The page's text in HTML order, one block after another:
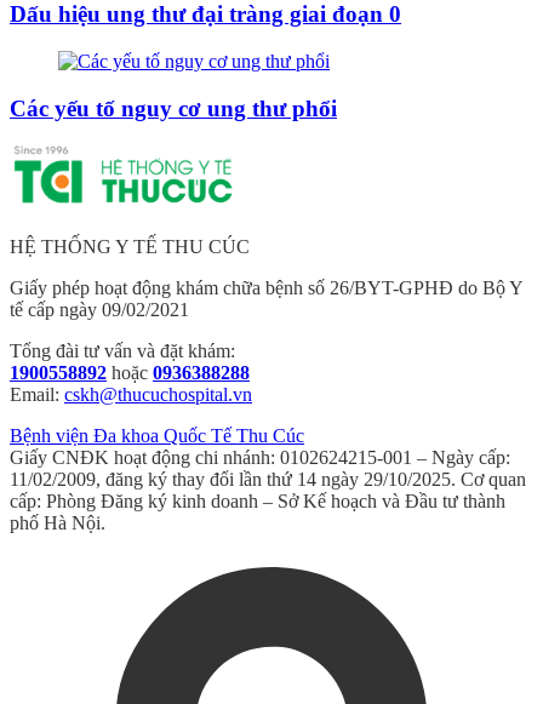
Dấu hiệu ung thư đại tràng giai đoạn 0
Các yếu tố nguy cơ ung thư phổi
HỆ THỐNG Y TẾ THU CÚC
Giấy phép hoạt động khám chữa bệnh số 26/BYT-GPHĐ do Bộ Y
tế cấp ngày 09/02/2021
Tổng đài tư vấn và đặt khám:
1900558892 hoặc 0936388288
Email: cskh@thucuchospital.vn
Bệnh viện Đa khoa Quốc Tế Thu Cúc
Giấy CNĐK hoạt động chi nhánh: 0102624215-001 – Ngày cấp:
11/02/2009, đăng ký thay đổi lần thứ 14 ngày 29/10/2025. Cơ quan
cấp: Phòng Đăng ký kinh doanh – Sở Kế hoạch và Đầu tư thành
phố Hà Nội.